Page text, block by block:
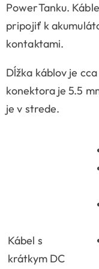
PowerTanku.
pripojiť k
kontaktami.
Dĺžka káblov je
konektora je 5.5
je v strede.
Kábel s
krátkym DC